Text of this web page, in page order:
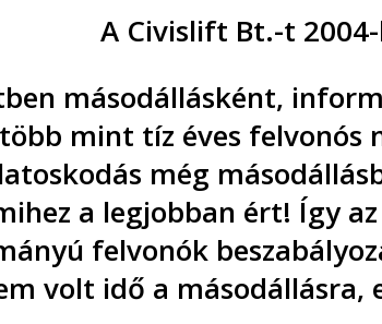
A Civislift Bt.-t
másodállásként,
több mint tíz éves felvonós
még
a legjobban ért! Így
felvonók
volt idő a másodállásra,